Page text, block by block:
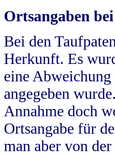
Ortsangaben
Bei den
Herkunft. Es
eine
angegeben
Annahme doch
Ortsangabe für
man aber von